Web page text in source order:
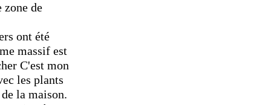
zone de
ont été
massif est
C'est mon
les plants
la maison.